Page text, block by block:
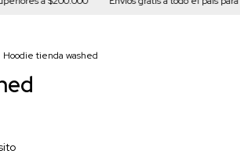
Hoodie tienda washed